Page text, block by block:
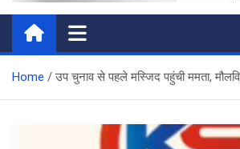
Home उप चुनाव से पहले मस्जिद पहुंची ममता,